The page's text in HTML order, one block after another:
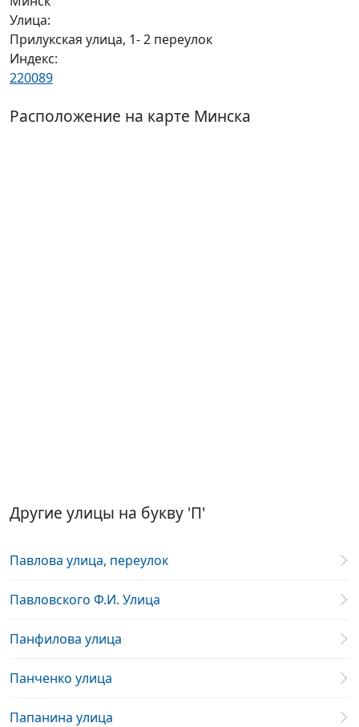
Улица:
Прилукская улица, 1- 2 переулок
Индекс:
220089
Расположение на карте Минска
Другие улицы на букву 'П'
Павлова улица, переулок
Павловского Ф.И. Улица
Панфилова улица
Панченко улица
Папанина улица